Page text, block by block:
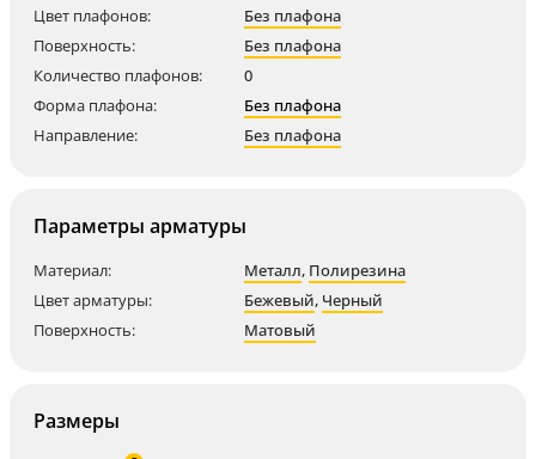
Цвет плафонов:
Без плафона
Поверхность:
Без плафона
Количество плафонов:
0
Форма плафона:
Без плафона
Направление:
Без плафона
Параметры арматуры
Материал: Металл, Полирезина
Цвет арматуры:
Бежевый, Черный
Поверхность:
Матовый
Размеры